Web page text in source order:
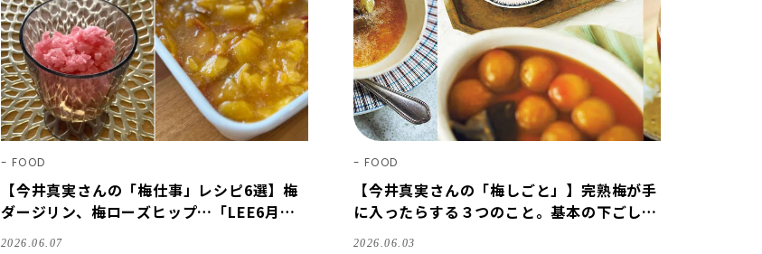
FOOD
【今井真実さんの「梅仕事」レシピ6選】梅
ダージリン、梅ローズヒップ…「LEE6月号
掲載レシピを作ってみました！」読者5名の
2026.06.07
FOOD
【今井真実さんの「梅しごと」】完熟梅が手
に入ったらする３つのこと。基本の下ごしら
えから種類の選び方まで
2026.06.03